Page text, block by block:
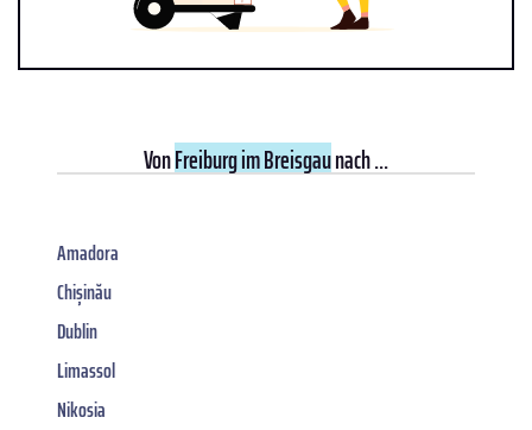
VonFreiburg im Breisgaunach ...
Amadora
Chișinău
Dublin
Limassol
Nikosia